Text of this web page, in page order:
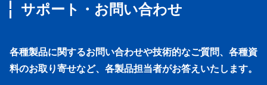
サポート・お問い合わせ
各種製品に関するお問い合わせや技術的なご質問、各種資
料のお取り寄せなど、各製品担当者がお答えいたします。